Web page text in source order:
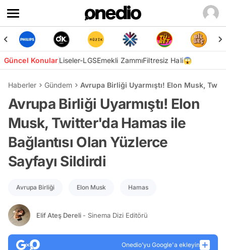
Güncel KonularLiseler-LGSEmekli ZammıFiltresiz Hali😱
Haberler Gündem Avrupa Birliği Uyarmıştı! Elon Musk,
Avrupa Birliği Uyarmıştı! Elon
Musk, Twitter'da Hamas ile
Bağlantısı Olan Yüzlerce
Sayfayı Sildirdi
Avrupa Birliği Elon Musk Hamas
Elif Ateş Dereli - Sinema Dizi Editörü
Onedio’yu Google'a ekleyin